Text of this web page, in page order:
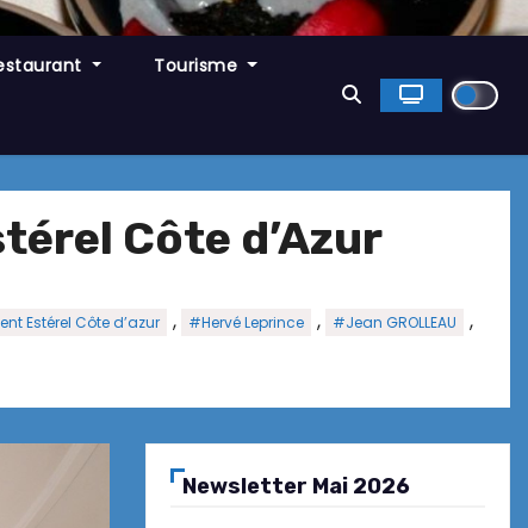
Tourisme
Côte d’Azur
Estérel Côte d’azur , #Hervé Leprince , #Jean GROLLEAU ,
Newsletter Mai 2026